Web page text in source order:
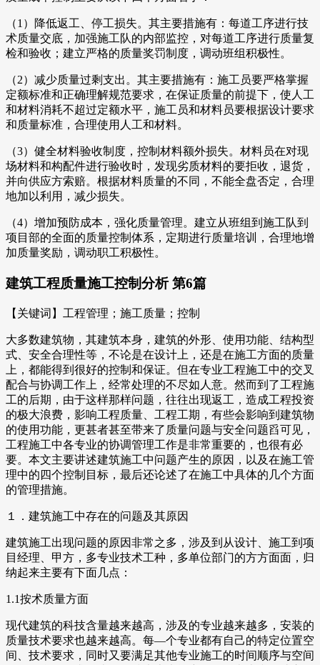
（1）降低返工、停工损失。其主要措施有：每道工序进行技
术质量交底，加强施工队的内部监控，对每道工序进行质量复
检和验收；建立严格的质量奖罚制度，调动班组积极性。
（2）减少质量过剩支出。其主要措施有：施工员要严格掌握
定额标准和正确理解规范要求，在保证质量的前提下，使人工
和材料消耗不超过定额水平，施工员和材料员要根据设计要求
和质量标准，合理使用人工和材料。
（3）健全材料验收制度，控制材料额外损失。材料员在对现
场材料和构配件进行验收时，发现劣质材料的要拒收，退货，
并向供应方索赔。根据材料质量的不同，不能全盘否定，合理
地加以利用，减少损失。
（4）增加预防成本，强化质量管理。建立从班组到施工队到
项目部的全面的质量控制体系，定期进行质量培训，合理地增
加质量奖励，调动职工积极性。
建筑工程质量施工控制分析 第6篇
【关键词】工程管理；施工质量；控制
大多数建筑物，其建筑本身，建筑的外形、使用功能、结构型
式、安全合理性等，不论是在设计上，还是在施工方面的质量
上，都能得到很好的控制和保证。但在专业工程施工中的交叉
配合与协调工作上，经常处理的不尽如人意。然而到了工程施
工的后期，由于这样那样问题，往往出现返工，造成工程投资
的极大浪费，影响工程质量、工程工期，有些会影响到建筑物
的使用功能，更甚者甚至带来了质量问题与安全问题舀可见，
工程施工中各专业的协调管理工作是非常重要的，也很有必
要。本文主要讲述建筑施工中问题产生的原因，以及在施工管
理中的四个控制目标，最后还论述了在施工中具体的几个方面
的管理措施。
１．建筑施工中存在的问题及其原因
建筑施工出现问题的原因非常之多，涉及到从设计、施工到项
目经理、甲方，多专业技术工种，多单位部门的方方面面，归
纳起来主要有下面几点：
1.1按术质量方面
现代建筑的科技含量越来越高，涉及的专业越来越多，安装的
质量技术要求也越来越高。每—个专业都有自己的特定位置空
间、技术要求，同时又要满足其他专业施工的时间顺序与空间